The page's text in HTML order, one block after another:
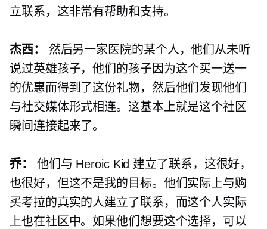
立联系，这非常有帮助和支持。
杰西：
然后另一家医院的某个人，他们从未听
说过英雄孩子，他们的孩子因为这个买一送一
的优惠而得到了这份礼物，然后他们发现他们
与社交媒体形式相连。这基本上就是这个社区
瞬间连接起来了。
乔：
他们与 Heroic Kid 建立了联系，这很好，
也很好，但这不是我的目标。他们实际上与购
买考拉的真实的人建立了联系，而这个人实际
上也在社区中。如果他们想要这个选择，可以